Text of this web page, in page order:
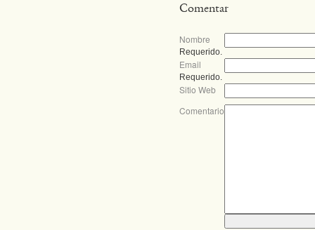
Comentar
Nombre
Requerido.
Email
Requerido.
Sitio Web
Comentario